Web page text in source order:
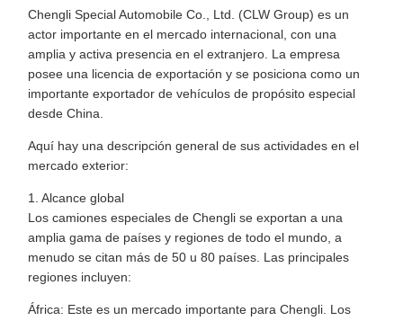
Chengli Special Automobile Co., Ltd. (CLW Group) es un
actor importante en el mercado internacional, con una
amplia y activa presencia en el extranjero. La empresa
posee una licencia de exportación y se posiciona como un
importante exportador de vehículos de propósito especial
desde China.
Aquí hay una descripción general de sus actividades en el
mercado exterior:
1. Alcance global
Los camiones especiales de Chengli se exportan a una
amplia gama de países y regiones de todo el mundo, a
menudo se citan más de 50 u 80 países. Las principales
regiones incluyen:
África: Este es un mercado importante para Chengli. Los